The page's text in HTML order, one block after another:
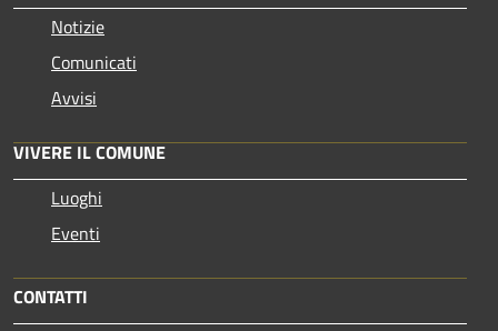
Notizie
Comunicati
Avvisi
VIVERE IL COMUNE
Luoghi
Eventi
CONTATTI